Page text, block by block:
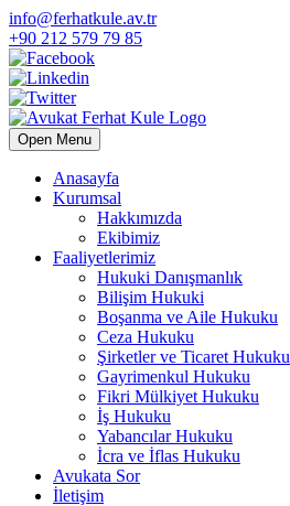
info@ferhatkule.av.tr
+90 212 579 79 85
Open Menu
Anasayfa
Kurumsal
Hakkımızda
Ekibimiz
Faaliyetlerimiz
Hukuki Danışmanlık
Bilişim Hukuki
Boşanma ve Aile Hukuku
Ceza Hukuku
Şirketler ve Ticaret Hukuku
Gayrimenkul Hukuku
Fikri Mülkiyet Hukuku
İş Hukuku
Yabancılar Hukuku
İcra ve İflas Hukuku
Avukata Sor
İletişim